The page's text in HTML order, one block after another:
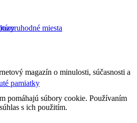
miesta
pamiatky
magazín o minulosti, súčasnosti a
pomáhajú súbory cookie. Používaním
s ich použitím.